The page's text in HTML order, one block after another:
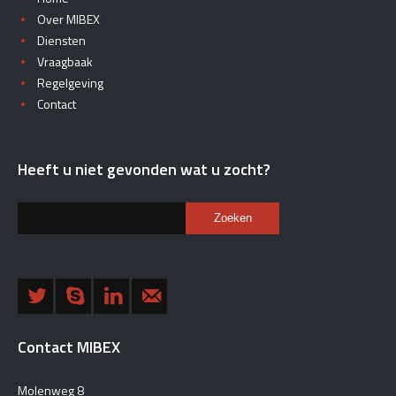
Over MIBEX
Diensten
Vraagbaak
Regelgeving
Contact
Heeft u niet gevonden wat u zocht?
Zoeken
Contact MIBEX
Molenweg 8